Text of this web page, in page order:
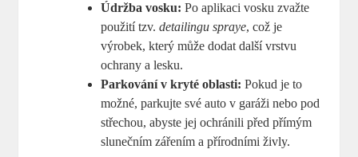
Údržba vosku: Po ​aplikaci vosku zvažte
použití tzv.detailingu spraye, což je
‍výrobek, který může dodat další vrstvu
ochrany a lesku.
Parkování v kryté oblasti: Pokud je to
možné, parkujte své auto v garáži nebo pod
střechou, abyste jej ochránili před přímým
slunečním zářením a přírodními živly.